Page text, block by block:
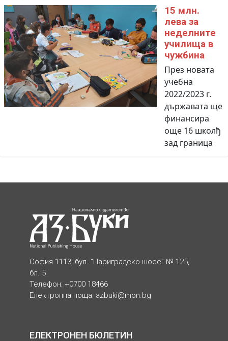
15 млн.
лева за
неделните
училища в
чужбина
През новата
учебна
2022/2023 г.
държавата ще
финансира
още 16 школђ
зад граница
София 1113, бул. “Цариградско шосе” № 125,
бл. 5
Телефон: +0700 18466
Електронна поща: azbuki@mon.bg
ЕЛЕКТРОНЕН БЮЛЕТИН